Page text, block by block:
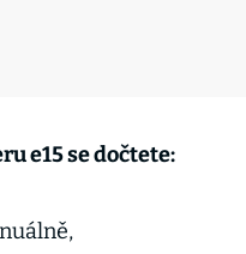
e15 se dočtete: